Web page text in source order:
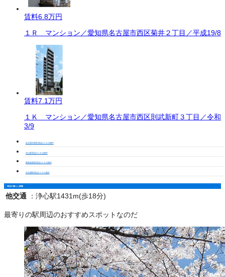
賃料6.8万円
１Ｒ マンション／愛知県名古屋市西区菊井２丁目／平成19/8
賃料7.1万円
１Ｋ マンション／愛知県名古屋市西区則武新町３丁目／令和
3/9
名古屋市西区周辺の１Ｋの物件
浄心駅周辺の１Ｋの物件
東枇杷島駅周辺の１Ｋの物件
庄内通駅周辺の１Ｋの物件
周辺の暮らし情報
他交通 ： 浄心駅1431m(歩18分)
最寄りの駅周辺のおすすめスポットなのだ